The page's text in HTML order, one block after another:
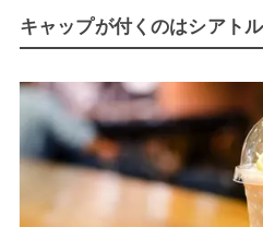
キャップが付くのはシアト